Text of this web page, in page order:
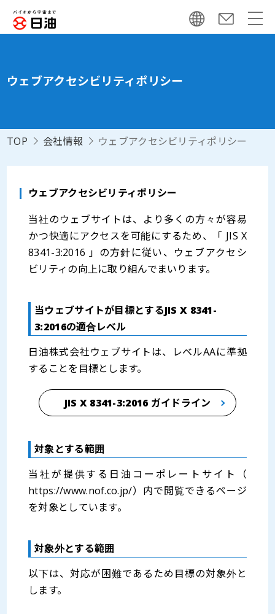
ウェブアクセシビリティポリシー
TOP 会社情報 ウェブアクセシビリティポリシー
ウェブアクセシビリティポリシー
当社のウェブサイトは、より多くの⽅々が容易
かつ快適にアクセスを可能にするため、「 JIS X
8341-3:2016 」の⽅針に従い、ウェブアクセシ
ビリティの向上に取り組んでまいります。
当ウェブサイトが目標とするJIS X 8341-
3:2016の適合レベル
日油株式会社ウェブサイトは、レベルAAに準拠
することを目標とします。
JIS X 8341-3:2016 ガイドライン
対象とする範囲
当社が提供する日油コーポレートサイト（
https://www.nof.co.jp/）内で閲覧できるページ
を対象としています。
対象外とする範囲
以下は、対応が困難であるため目標の対象外と
します。